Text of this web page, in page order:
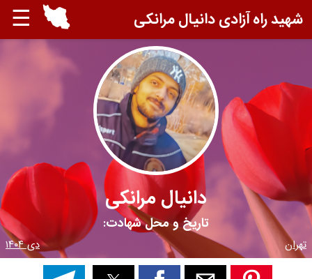
☰ شهید راه آزادی دانیال مرانکی
دانیال مرانکی
تاریخ و محل شهادت:
تهران دی ۱۴۰۴